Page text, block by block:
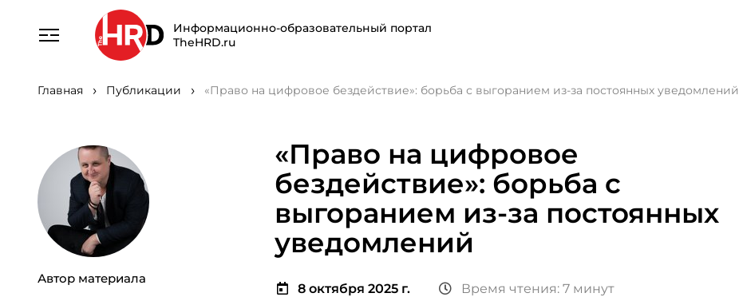
Информационно-образовательный портал
TheHRD.ru
Главная Публикации «Право на цифровое бездействие»: борьба с выгоранием из-за постоянных уведомлений
Автор материала
«Право на цифровое
бездействие»: борьба с
выгоранием из-за постоянных
уведомлений
8 октября 2025 г. Время чтения: 7 минут